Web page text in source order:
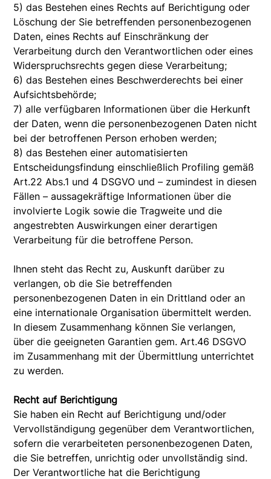
5) das Bestehen eines Rechts auf Berichtigung oder
Löschung der Sie betreffenden personenbezogenen
Daten, eines Rechts auf Einschränkung der
Verarbeitung durch den Verantwortlichen oder eines
Widerspruchsrechts gegen diese Verarbeitung;
6) das Bestehen eines Beschwerderechts bei einer
Aufsichtsbehörde;
7) alle verfügbaren Informationen über die Herkunft
der Daten, wenn die personenbezogenen Daten nicht
bei der betroffenen Person erhoben werden;
8) das Bestehen einer automatisierten
Entscheidungsfindung einschließlich Profiling gemäß
Art.22 Abs.1 und 4 DSGVO und – zumindest in diesen
Fällen – aussagekräftige Informationen über die
involvierte Logik sowie die Tragweite und die
angestrebten Auswirkungen einer derartigen
Verarbeitung für die betroffene Person.
Ihnen steht das Recht zu, Auskunft darüber zu
verlangen, ob die Sie betreffenden
personenbezogenen Daten in ein Drittland oder an
eine internationale Organisation übermittelt werden.
In diesem Zusammenhang können Sie verlangen,
über die geeigneten Garantien gem. Art.46 DSGVO
im Zusammenhang mit der Übermittlung unterrichtet
zu werden.
Recht auf Berichtigung
Sie haben ein Recht auf Berichtigung und/oder
Vervollständigung gegenüber dem Verantwortlichen,
sofern die verarbeiteten personenbezogenen Daten,
die Sie betreffen, unrichtig oder unvollständig sind.
Der Verantwortliche hat die Berichtigung